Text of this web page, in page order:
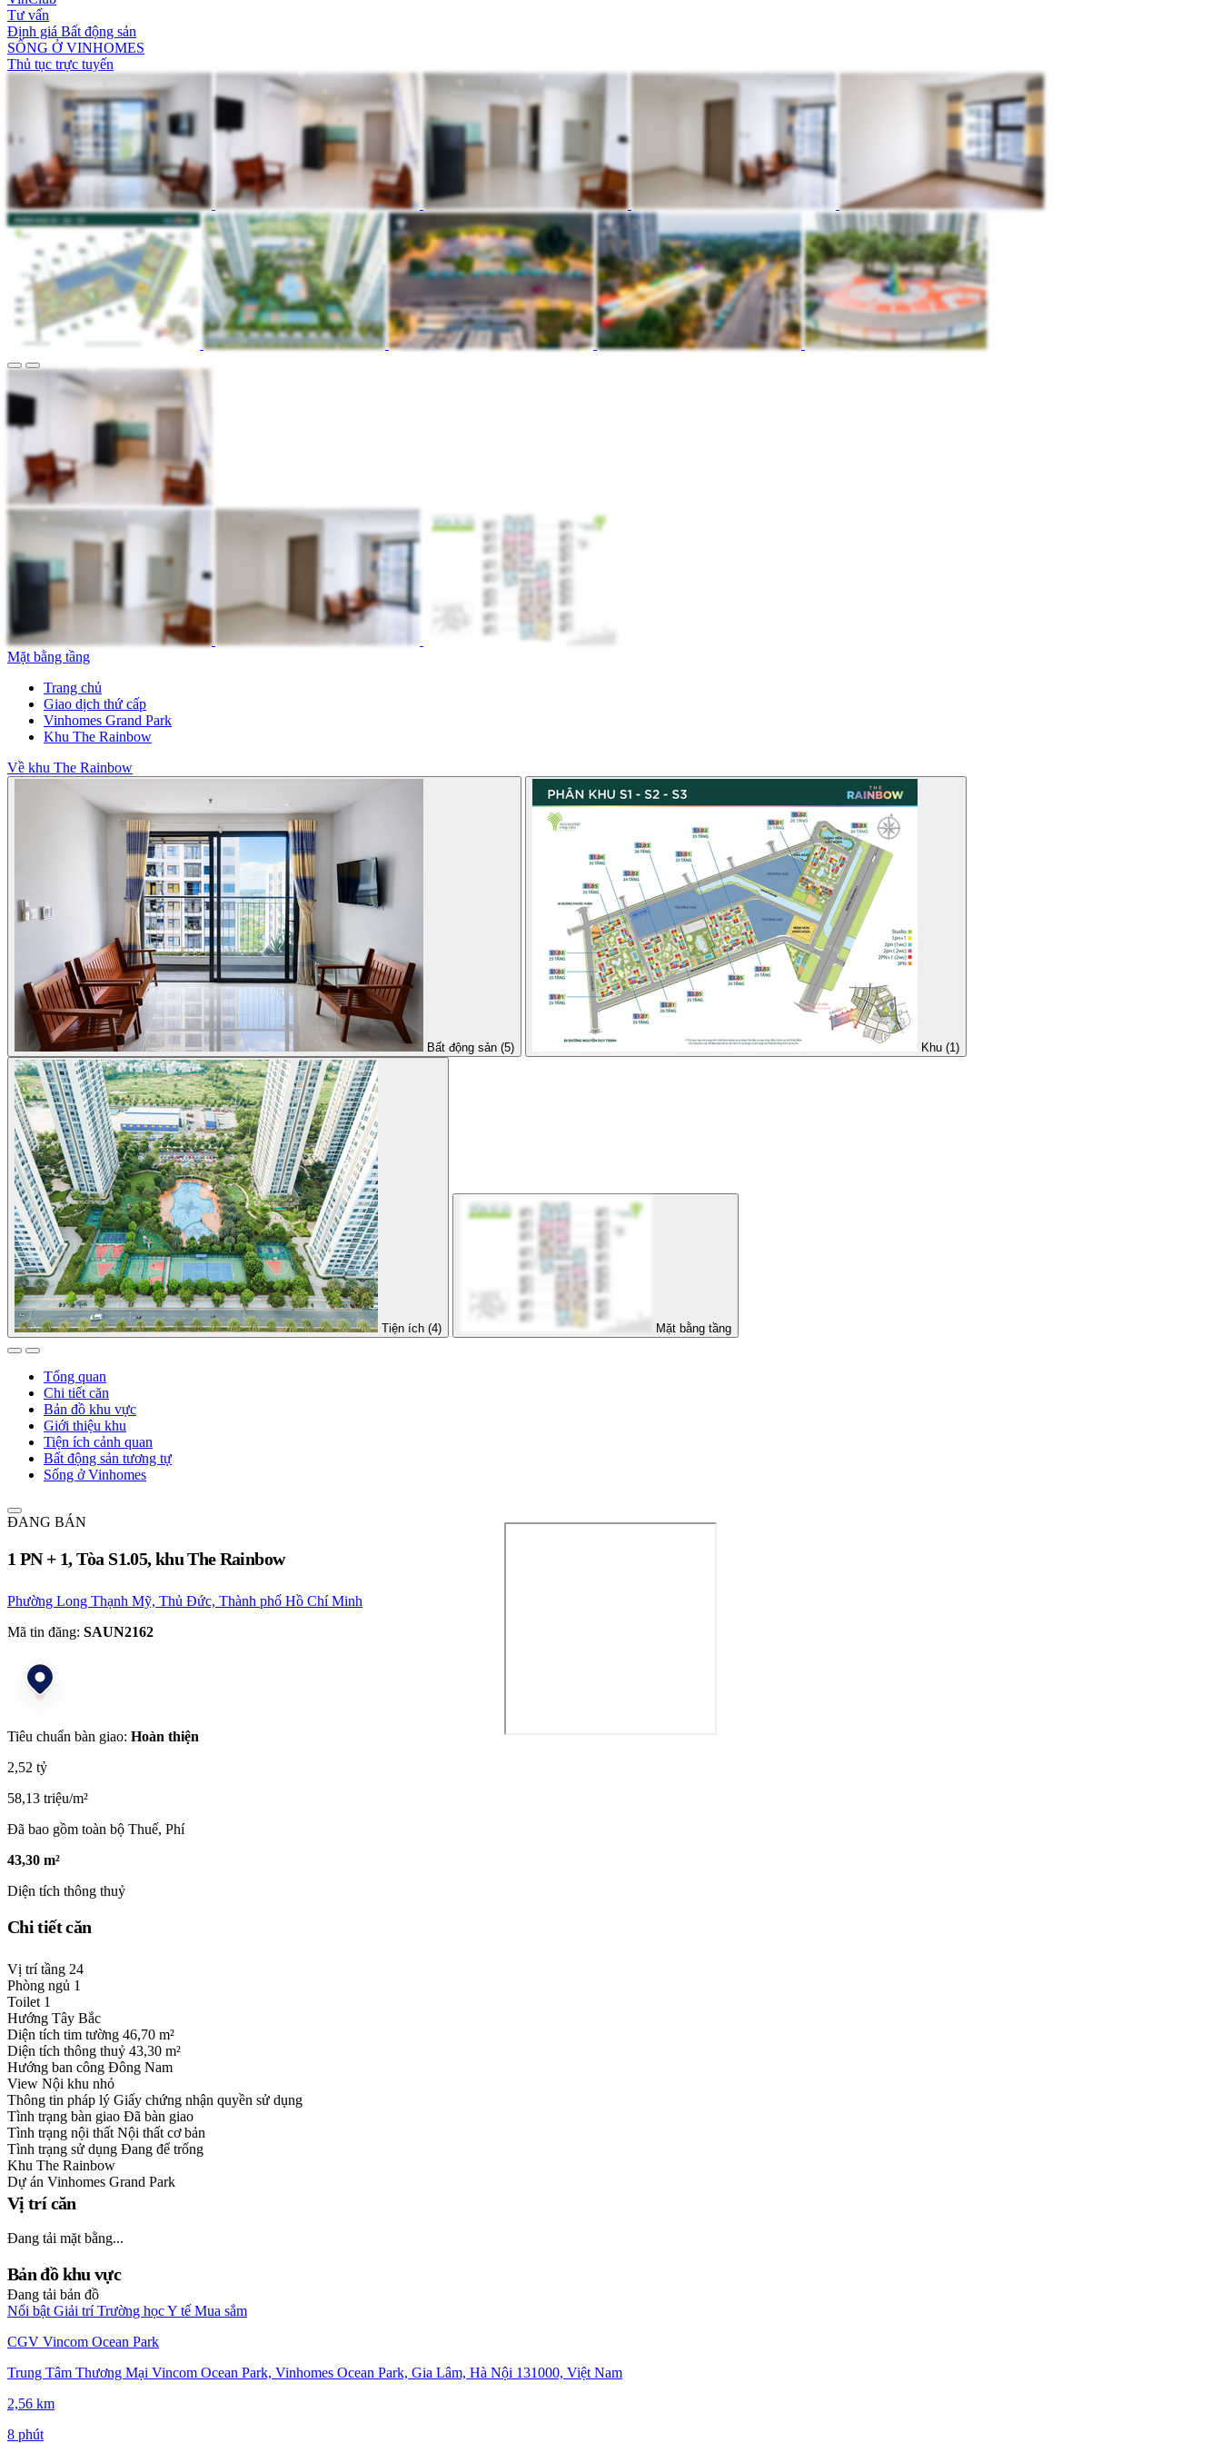
Tư vấn
Định giá Bất động sản
SỐNG Ở VINHOMES
Thủ tục trực tuyến
Mặt bằng tầng
Trang chủ
Giao dịch thứ cấp
Vinhomes Grand Park
Khu The Rainbow
Về khu The Rainbow
Bất động sản (5) Khu (1)
Tiện ích (4) Mặt bằng tầng
Tổng quan
Chi tiết căn
Bản đồ khu vực
Giới thiệu khu
Tiện ích cảnh quan
Bất động sản tương tự
Sống ở Vinhomes
ĐANG BÁN
1 PN + 1, Tòa S1.05, khu The Rainbow
Phường Long Thạnh Mỹ, Thủ Đức, Thành phố Hồ Chí Minh
Mã tin đăng: SAUN2162
Tiêu chuẩn bàn giao: Hoàn thiện
2,52 tỷ
58,13 triệu/m²
Đã bao gồm toàn bộ Thuế, Phí
43,30 m²
Diện tích thông thuỷ
Chi tiết căn
Vị trí tầng 24
Phòng ngủ 1
Toilet 1
Hướng Tây Bắc
Diện tích tim tường 46,70 m²
Diện tích thông thuỷ 43,30 m²
Hướng ban công Đông Nam
View Nội khu nhỏ
Thông tin pháp lý Giấy chứng nhận quyền sử dụng
Tình trạng bàn giao Đã bàn giao
Tình trạng nội thất Nội thất cơ bản
Tình trạng sử dụng Đang để trống
Khu The Rainbow
Dự án Vinhomes Grand Park
Vị trí căn
Đang tải mặt bằng...
Bản đồ khu vực
Đang tải bản đồ
Nổi bật Giải trí Trường họcY tế Mua sắm
CGV Vincom Ocean Park
Trung Tâm Thương Mại Vincom Ocean Park, Vinhomes Ocean Park, Gia Lâm, Hà Nội 131000, Việt Nam
2,56 km
8 phút